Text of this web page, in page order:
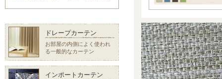
ドレープカーテン
お部屋の内側によく使われ
る一般的なカーテン
インポートカーテン